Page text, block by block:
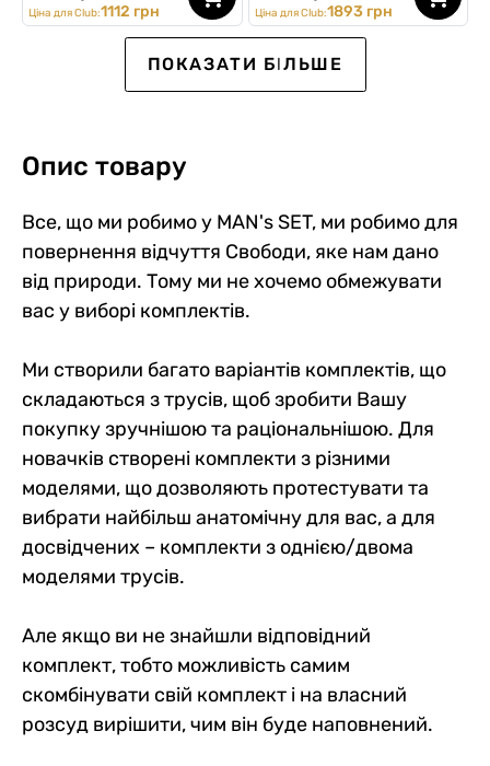
Ціна для Club:1112 грн Ціна для Club:1893 грн
Комплект трусів "First
Touch", 2 шт
1178 грн
1001 грн
Ціна для Club:1001 грн
Комплект чоловічих
1478 грн
1434 грн
Ціна для Club: 1256 грн
Комплект чоловічої білизни
«Подвійний Майстер»
2277 грн
2118 грн
Ціна для Club:1935 грн
Комплект чоловічих
3775 грн
3435 грн
Ціна для Club: 3209 грн
Комплект чоловічої білизни
"Сімейний"
1557 грн
1510 грн
Ціна для Club:1323 грн
Комплект чоловічої білизни
2397 грн
2253 грн
Ціна для Club: 2037 грн
ПОКАЗАТИ БІЛЬШЕ
Опис товару
Все, що ми робимо у MAN's SET, ми робимо для
повернення відчуття Свободи, яке нам дано
від природи. Тому ми не хочемо обмежувати
вас у виборі комплектів.
Ми створили багато варіантів комплектів, що
складаються з трусів, щоб зробити Вашу
покупку зручнішою та раціональнішою. Для
новачків створені комплекти з різними
моделями, що дозволяють протестувати та
вибрати найбільш анатомічну для вас, а для
досвідчених – комплекти з однією/двома
моделями трусів.
Але якщо ви не знайшли відповідний
комплект, тобто можливість самим
скомбінувати свій комплект і на власний
розсуд вирішити, чим він буде наповнений.